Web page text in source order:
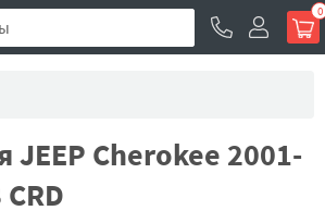
0
JEEP Cherokee 2001-